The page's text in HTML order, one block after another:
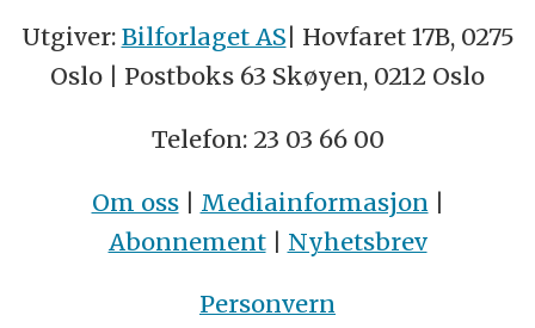
Utgiver: Bilforlaget AS| Hovfaret 17B, 0275
Oslo | Postboks 63 Skøyen, 0212 Oslo
Telefon: 23 03 66 00
Om oss| Mediainformasjon |
Abonnement| Nyhetsbrev
Personvern